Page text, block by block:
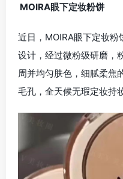
MOIRA眼下定妆粉饼
近日，MOIRA眼下定妆
设计，经过微粉级研磨，
周并均匀肤色，细腻柔焦
毛孔，全天候无瑕定妆持妆